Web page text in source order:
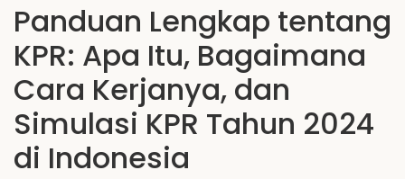
Panduan Lengkap tentang
KPR: Apa Itu, Bagaimana
Cara Kerjanya, dan
Simulasi KPR Tahun 2024
di Indonesia